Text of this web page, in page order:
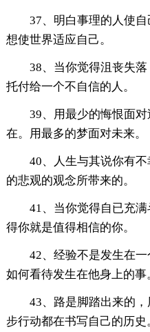
37、明白事理的人使
想使世界适应自己。
38、当你觉得沮丧失
托付给一个不自信的人。
39、用最少的悔恨面
在。用最多的梦面对未来。
40、人生与其说你有
的悲观的观念所带来的。
41、当你觉得自已充
得你就是值得相信的你。
42、经验不是发生在
如何看待发生在他身上的事
43、路是脚踏出来的
步行动都在书写自己的历史